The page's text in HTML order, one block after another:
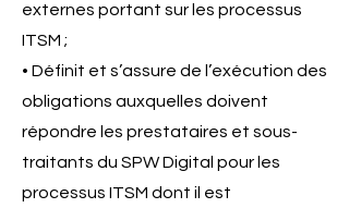
externes portant sur les processus
ITSM ;
• Définit et s’assure de l’exécution des
obligations auxquelles doivent
répondre les prestataires et sous-
traitants du SPW Digital pour les
processus ITSM dont il est